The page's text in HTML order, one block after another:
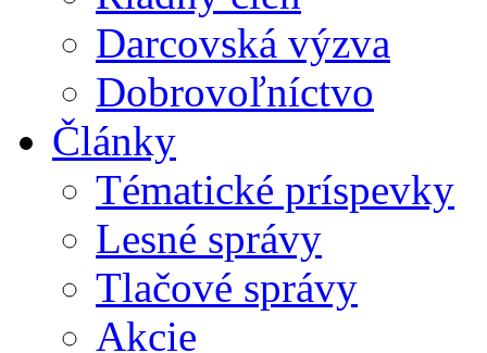
Darcovská výzva
Dobrovoľníctvo
Články
Tématické príspevky
Lesné správy
Tlačové správy
Akcie